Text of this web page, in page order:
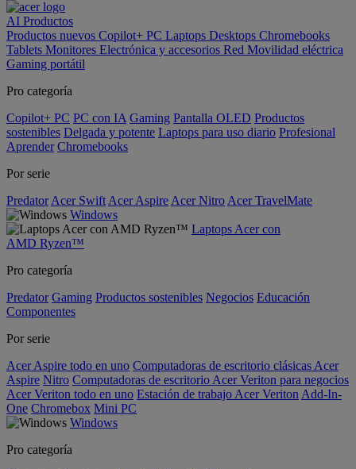
AI Productos
Productos nuevos Copilot+ PC Laptops Desktops Chromebooks
Tablets Monitores Electrónica y accesorios Red Movilidad eléctrica
Gaming portátil
Pro categoría
Copilot+ PC PC con IA Gaming Pantalla OLED Productos
sostenibles Delgada y potente Laptops para uso diario Profesional
Aprender Chromebooks
Por serie
Predator Acer Swift Acer Aspire Acer Nitro Acer TravelMate
Windows
Laptops Acer con
AMD Ryzen™
Pro categoría
Predator Gaming Productos sostenibles Negocios Educación
Componentes
Por serie
Acer Aspire todo en uno Computadoras de escritorio clásicas Acer
Aspire Nitro Computadoras de escritorio Acer Veriton para negocios
Acer Veriton todo en uno Estación de trabajo Acer Veriton Add-In-
One Chromebox Mini PC
Windows
Pro categoría